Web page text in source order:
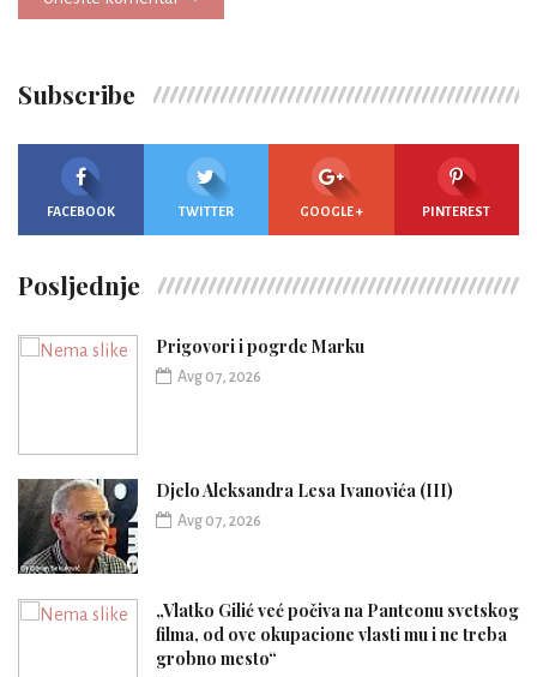
Subscribe
FACEBOOK TWITTER GOOGLE + PINTEREST
Posljednje
Prigovori i pogrde Marku
Avg 07, 2026
Djelo Aleksandra Lesa Ivanovića (III)
Avg 07, 2026
„Vlatko Gilić već počiva na Panteonu svetskog
filma, od ove okupacione vlasti mu i ne treba
grobno mesto“